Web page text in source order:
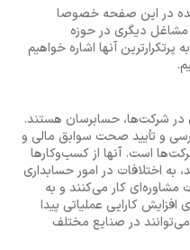
در این صفحه خصوصا
مشاغل دیگری در حوزه
آنها اشاره خواهیم
در شرکت‌ها، حسابرسان هستند.
و تأیید صحت سوابق مالی و
است. آنها از کسب‌وکارها
به اختلافات در امور حسابداری
کار می‌کنند و به
کارایی عملیاتی پیدا
در صنایع مختلف